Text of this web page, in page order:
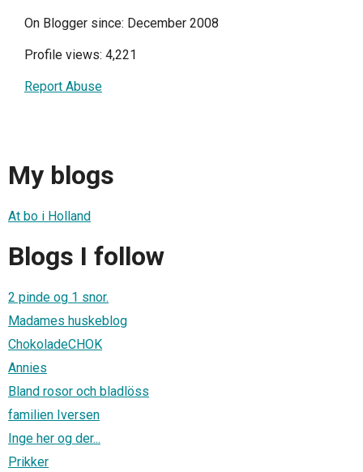
On Blogger since: December 2008
Profile views: 4,221
Report Abuse
My blogs
At bo i Holland
Blogs I follow
2 pinde og 1 snor.
Madames huskeblog
ChokoladeCHOK
Annies
Bland rosor och bladlöss
familien Iversen
Inge her og der...
Prikker